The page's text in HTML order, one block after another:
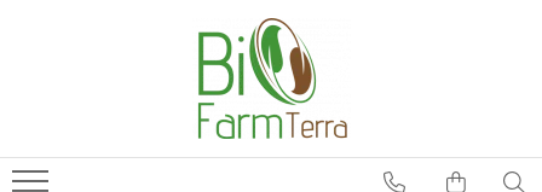
Curatare ten
Froika